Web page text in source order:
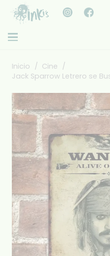
Inicio / Cine /
Jack Sparrow Letrero se